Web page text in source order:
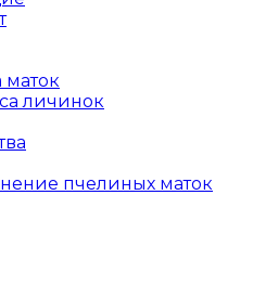
личинок
пчелиных маток